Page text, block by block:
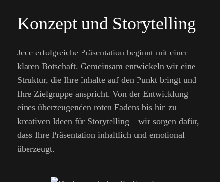
Konzept und Storytelling
Jede erfolgreiche Präsentation beginnt mit einer
klaren Botschaft. Gemeinsam entwickeln wir eine
Struktur, die Ihre Inhalte auf den Punkt bringt und
Ihre Zielgruppe anspricht. Von der Entwicklung
eines überzeugenden roten Fadens bis hin zu
kreativen Ideen für Storytelling – wir sorgen dafür,
dass Ihre Präsentation inhaltlich und emotional
überzeugt.